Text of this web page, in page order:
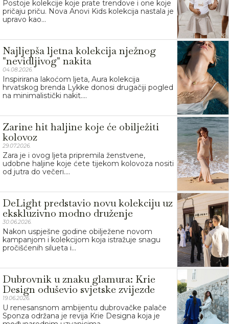
Postoje kolekcije koje prate trendove i one koje
pričaju priču. Nova Anovi Kids kolekcija nastala je
upravo kao...
Najljepša ljetna kolekcija nježnog
"nevidljivog" nakita
04.08.2026.
Inspirirana lakoćom ljeta, Aura kolekcija
hrvatskog brenda Lykke donosi drugačiji pogled
na minimalistički nakit....
Zarine hit haljine koje će obilježiti
kolovoz
29.07.2026.
Zara je i ovog ljeta pripremila ženstvene,
udobne haljine koje ćete tijekom kolovoza nositi
od jutra do večeri....
DeLight predstavio novu kolekciju uz
ekskluzivno modno druženje
30.06.2026.
Nakon uspješne godine obilježene novom
kampanjom i kolekcijom koja istražuje snagu
pročišćenih silueta i...
Dubrovnik u znaku glamura: Krie
Design oduševio svjetske zvijezde
19.06.2026.
U renesansnom ambijentu dubrovačke palače
Sponza održana je revija Krie Designa koja je